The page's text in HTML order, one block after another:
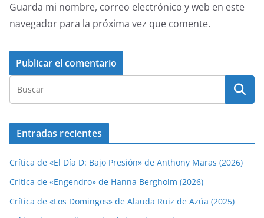
Guarda mi nombre, correo electrónico y web en este
navegador para la próxima vez que comente.
Entradas recientes
Crítica de «El Día D: Bajo Presión» de Anthony Maras (2026)
Crítica de «Engendro» de Hanna Bergholm (2026)
Crítica de «Los Domingos» de Alauda Ruiz de Azúa (2025)